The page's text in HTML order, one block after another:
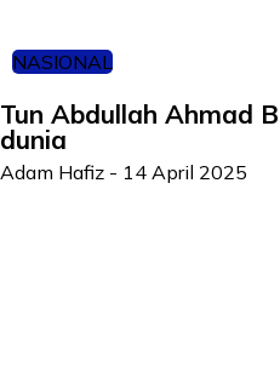
NASIONAL
Tun Abdullah Ahmad
dunia
Adam Hafiz - 14 April 2025